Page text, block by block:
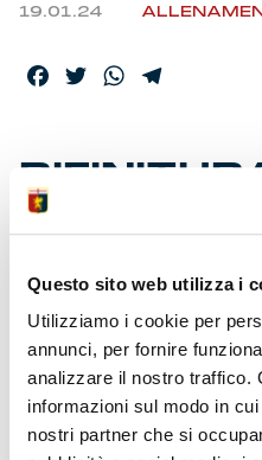
Questo sito web utilizza i
Utilizziamo i cookie per
annunci, per fornire
analizzare il nostro traffico.
informazioni sul modo in
nostri partner che si
19.01.24
Facebook
TwitterWhatsApp
Collaudo ancora sabato al
prove e riflessioni dello
conclusione una
sportivo. Formalizzato il
Spence a disposizione